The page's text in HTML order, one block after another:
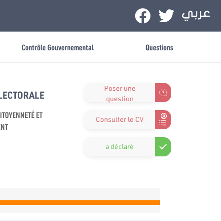
Contrôle Gouvernemental Questions
ET
Poser une
question
Consulter le CV
a déclaré